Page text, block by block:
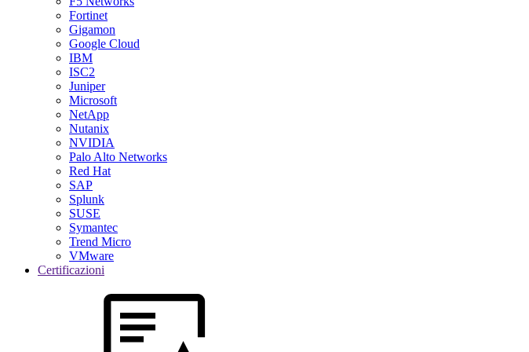
Fortinet
Gigamon
Google Cloud
IBM
ISC2
Juniper
Microsoft
NetApp
Nutanix
NVIDIA
Palo Alto Networks
Red Hat
SAP
Splunk
SUSE
Symantec
Trend Micro
VMware
Certificazioni